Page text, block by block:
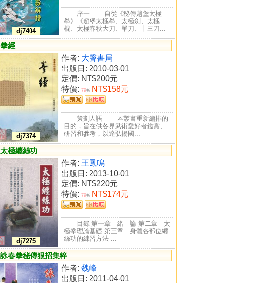
dj7404
序一 自從《秘傳趙堡太極
拳》《趙堡太極拳、太極劍、太極
棍、太極春秋大刀、單刀、十三刀...
拳經
dj7374
作者: 大聲書局
出版日: 2010-03-01
定價: NT$200元
特價: 79折 NT$158元
策劃人語 本叢書重新編排的
目的，旨在供各界武術愛好者鑑賞、
研習和參考，以達弘揚國...
太極纏絲功
dj7275
作者: 王鳳鳴
出版日: 2013-10-01
定價: NT$220元
特價: 79折 NT$174元
目錄 第一章 緒 論 第二章 太
極拳理論基礎 第三章 身體各部位纏
絲功的練習方法 ...
詠春拳秘傳狠招集粹
作者: 魏峰
出版日: 2011-04-01